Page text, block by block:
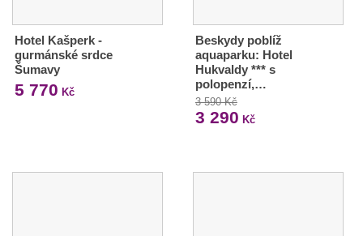
Hotel Kašperk -
gurmánské srdce
Šumavy
5 770 Kč
Beskydy poblíž
aquaparku: Hotel
Hukvaldy *** s
polopenzí,…
3 590 Kč
3 290 Kč